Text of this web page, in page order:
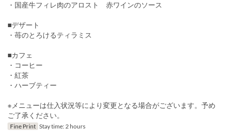
・国産牛フィレ肉のアロスト 赤ワインのソース
■デザート
・苺のとろけるティラミス
■カフェ
・コーヒー
・紅茶
・ハーブティー
※メニューは仕入状況等により変更となる場合がございます。予め
ご了承ください。
Fine Print Stay time: 2 hours